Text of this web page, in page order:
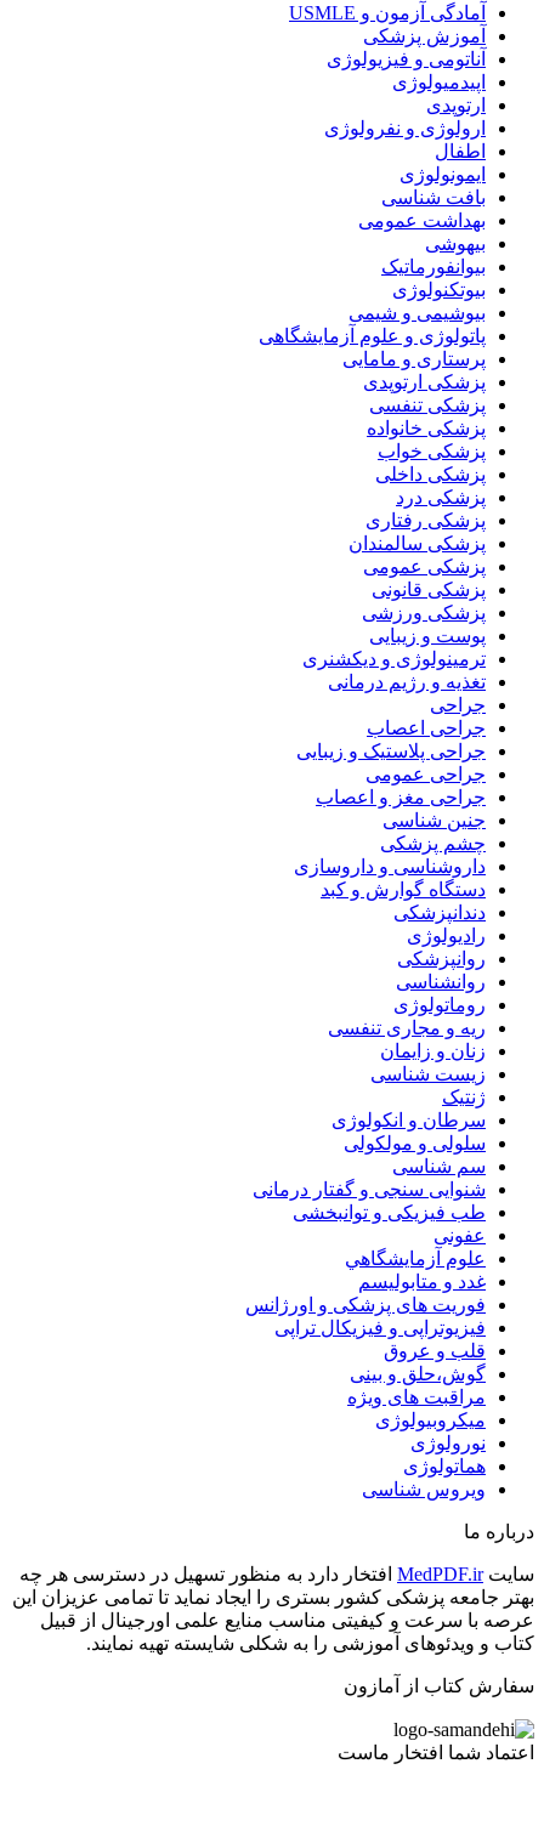
آمادگی آزمون و USMLE
آموزش پزشکی
آناتومی و فیزیولوژی
اپیدمیولوژی
ارتوپدی
ارولوژی و نفرولوژی
اطفال
ایمونولوژی
بافت شناسی
بهداشت عمومی
بیهوشی
بیوانفورماتیک
بیوتکنولوژی
بیوشیمی و شیمی
پاتولوژی و علوم آزمایشگاهی
پرستاری و مامایی
پزشکی ارتوپدی
پزشکی تنفسی
پزشکی خانواده
پزشکی خواب
پزشکی داخلی
پزشکی درد
پزشکی رفتاری
پزشکی سالمندان
پزشکی عمومی
پزشکی قانونی
پزشکی ورزشی
پوست و زیبایی
ترمینولوژی و دیکشنری
تغذیه و رژیم درمانی
جراحی
جراحی اعصاب
جراحی پلاستیک و زیبایی
جراحی عمومی
جراحی مغز و اعصاب
جنین شناسی
چشم پزشکی
داروشناسی و داروسازی
دستگاه گوارش و کبد
دندانپزشکی
رادیولوژی
روانپزشکی
روانشناسی
روماتولوژی
ریه و مجاری تنفسی
زنان و زایمان
زیست شناسی
ژنتیک
سرطان و انکولوژی
سلولی و مولکولی
سم شناسی
شنوایی سنجی و گفتار درمانی
طب فیزیکی و توانبخشی
عفونی
علوم آزمايشگاهي
غدد و متابولیسم
فوریت های پزشکی و اورژانس
فیزیوتراپی و فیزیکال تراپی
قلب و عروق
گوش،حلق و بینی
مراقبت های ویژه
میکروبیولوژی
نورولوژی
هماتولوژی
ویروس شناسی
درباره ما
سایتMedPDF.ir افتخار دارد به منظور تسهیل در دسترسی هر چه
بهتر جامعه پزشکی کشور بستری را ایجاد نماید تا تمامی عزیزان این
عرصه با سرعت و کیفیتی مناسب منایع علمی اورجینال از قبیل
کتاب و ویدئوهای آموزشی را به شکلی شایسته تهیه نمایند.
سفارش کتاب از آمازون
اعتماد شما افتخار ماست